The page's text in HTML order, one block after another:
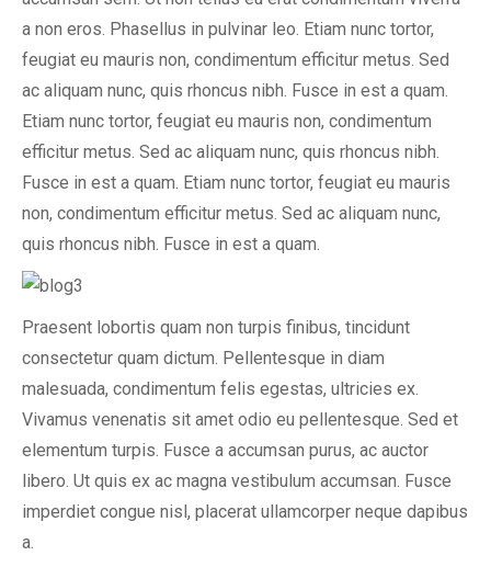
a non eros. Phasellus in pulvinar leo. Etiam nunc tortor,
feugiat eu mauris non, condimentum efficitur metus. Sed
ac aliquam nunc, quis rhoncus nibh. Fusce in est a quam.
Etiam nunc tortor, feugiat eu mauris non, condimentum
efficitur metus. Sed ac aliquam nunc, quis rhoncus nibh.
Fusce in est a quam. Etiam nunc tortor, feugiat eu mauris
non, condimentum efficitur metus. Sed ac aliquam nunc,
quis rhoncus nibh. Fusce in est a quam.
Praesent lobortis quam non turpis finibus, tincidunt
consectetur quam dictum. Pellentesque in diam
malesuada, condimentum felis egestas, ultricies ex.
Vivamus venenatis sit amet odio eu pellentesque. Sed et
elementum turpis. Fusce a accumsan purus, ac auctor
libero. Ut quis ex ac magna vestibulum accumsan. Fusce
imperdiet congue nisl, placerat ullamcorper neque dapibus
a.